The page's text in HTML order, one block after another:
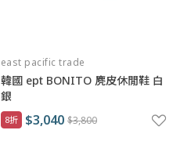
east pacific trade
韓國 ept BONITO 麂皮休閒鞋 白
銀
8折 $3,040 $3,800